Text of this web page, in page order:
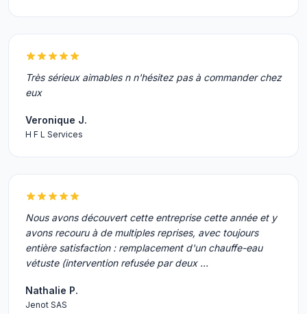
Très sérieux aimables n n'hésitez pas à commander chez
eux
Veronique J.
H F L Services
Nous avons découvert cette entreprise cette année et y
avons recouru à de multiples reprises, avec toujours
entière satisfaction : remplacement d'un chauffe-eau
vétuste (intervention refusée par deux …
Nathalie P.
Jenot SAS